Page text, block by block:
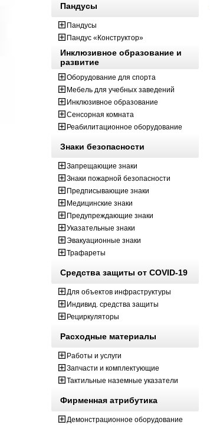
Пандусы
Пандусы
Пандус «Конструктор»
Инклюзивное образование и
развитие
Оборудование для спорта
Мебель для учебных заведений
Инклюзивное образование
Сенсорная комната
Реабилитационное оборудование
Знаки безопасности
Запрещающие знаки
Знаки пожарной безопасности
Предписывающие знаки
Медицинские знаки
Предупреждающие знаки
Указательные знаки
Эвакуационные знаки
Трафареты
Средства защиты от COVID-19
Для объектов инфраструктуры
Индивид. средства защиты
Рециркуляторы
Расходные материалы
Работы и услуги
Запчасти и комплектующие
Тактильные наземные указатели
Фирменная атрибутика
Демонстрационное оборудование